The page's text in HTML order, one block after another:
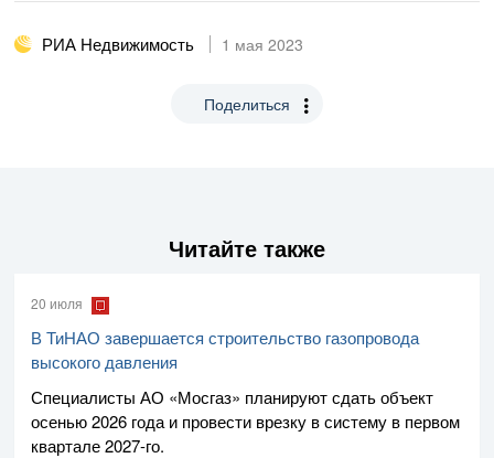
РИА Недвижимость 1 мая 2023
Поделиться
Читайте также
20 июля
В ТиНАО завершается строительство газопровода
высокого давления
Специалисты АО «Мосгаз» планируют сдать объект
осенью 2026 года и провести врезку в систему в первом
квартале2027-го.